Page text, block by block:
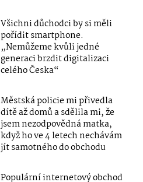
Všichni důchodci by si měli
pořídit smartphone.
„Nemůžeme kvůli jedné
generaci brzdit digitalizaci
celého Česka“
Městská policie mi přivedla
dítě až domů a sdělila mi, že
jsem nezodpovědná matka,
když ho ve 4 letech nechávám
jít samotného do obchodu
Populární internetový obchod